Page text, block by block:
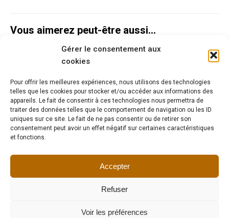
Gérer le consentement aux
cookies
Pour offrir les meilleures expériences, nous utilisons des technologies
telles que les cookies pour stocker et/ou accéder aux informations des
appareils. Le fait de consentir à ces technologies nous permettra de
traiter des données telles que le comportement de navigation ou les ID
uniques sur ce site. Le fait de ne pas consentir ou de retirer son
consentement peut avoir un effet négatif sur certaines caractéristiques
et fonctions.
Accepter
Refuser
Voir les préférences
Vous aimerez peut-être aussi…
Lampe récup manomètre industriel
Lampe de métier portative indus en
120,00€